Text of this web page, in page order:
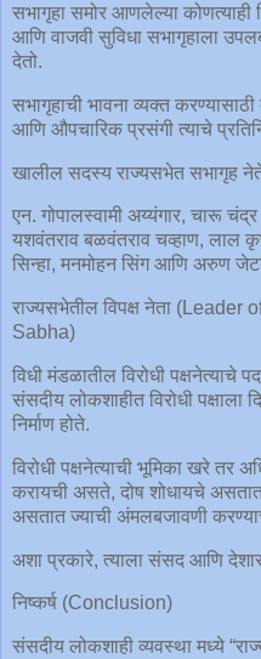
सभागृहा समोर आणलेल्या कोणत्याही
आणि वाजवी सुविधा सभागृहाला
देतो.
सभागृहाची भावना व्यक्त
आणि औपचारिक प्रसंगी त्याचे
खालील सदस्य राज्यसभेत सभागृह
एन. गोपालस्वामी अय्यंगार, चारू
यशवंतराव बळवंतराव चव्हाण, लाल
सिन्हा, मनमोहन सिंग आणि अरुण
राज्यसभेतील विपक्ष नेता
Sabha)
विधी मंडळातील विरोधी पक्षनेत्याचे
संसदीय लोकशाहीत विरोधी पक्षाला
निर्माण होते.
विरोधी पक्षनेत्याची भूमिका खरे
करायची असते, दोष शोधायचे असतात
असतात ज्याची अंमलबजावणी
अशा प्रकारे, त्याला संसद आणि
निष्कर्ष (Conclusion)
संसदीय लोकशाही व्यवस्था मध्ये